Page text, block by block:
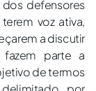
defensores
voz ativa,
a discutir
parte a
de termos